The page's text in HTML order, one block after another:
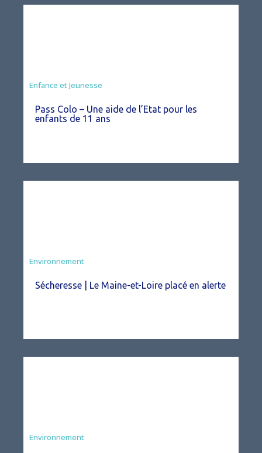
Animation
Enfance et Jeunesse
Pass Colo – Une aide de l’Etat pour les
enfants de 11 ans
Environnement
Sécheresse | Le Maine-et-Loire placé en alerte
Agriculture
Environnement